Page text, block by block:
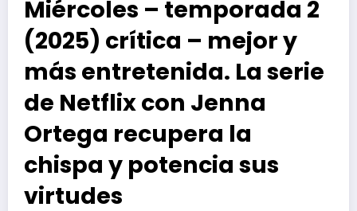
Miércoles – temporada 2
(2025) crítica – mejor y
más entretenida. La serie
de Netflix con Jenna
Ortega recupera la
chispa y potencia sus
virtudes